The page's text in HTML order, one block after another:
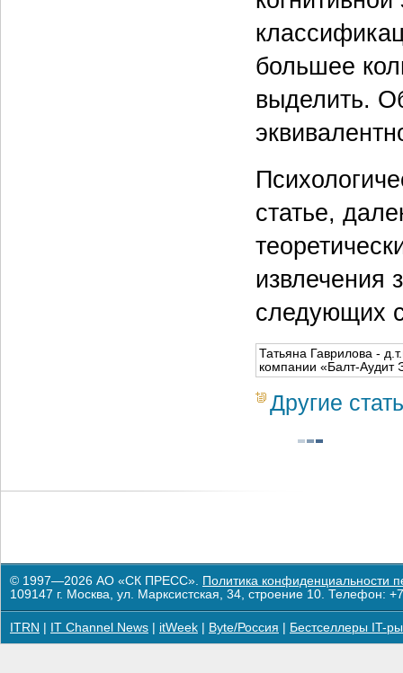
большее
выделить.
статье,
извлечения
следующих
Татьяна Гаврилова -
компании «Балт-Аудит
Другие
© 1997—2026 АО «СК ПРЕСС». Политика конфиденциальности
109147 г. Москва, ул. Марксистская, 34, строение 10. Телефон:
ITRN IT Channel News itWeek Byte/Россия Бестселлеры IT-